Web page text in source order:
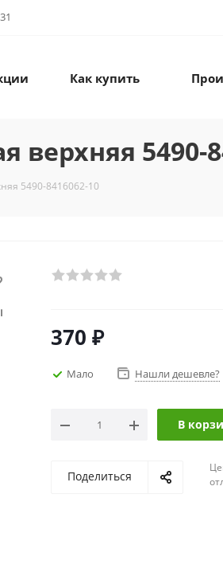
Как купить
5490-
5490-8416062-10
370 ₽
Мало Нашли дешевле?
В
Поделиться